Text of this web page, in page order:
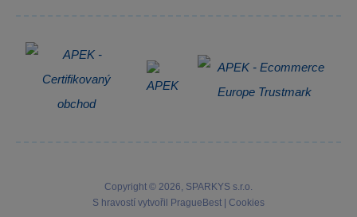
Copyright © 2026, SPARKYS s.r.o.
S hravostí vytvořil
PragueBest Cookies